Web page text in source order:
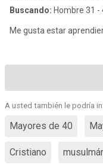
Buscando: Hombre 31 -
Me gusta estar
A usted también le podría
Mayores de 40
Cristiano